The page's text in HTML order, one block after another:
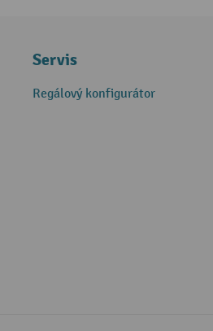
Servis
Regálový konfigurátor